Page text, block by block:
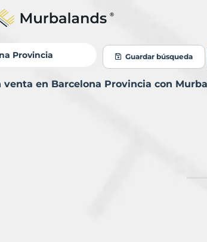
Guardar búsqueda
venta en Barcelona Provincia con